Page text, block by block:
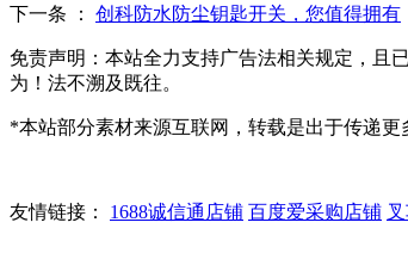
下一条 ：
创科防水防尘钥匙开关，您值得拥有
免责声明：本站全力支持广告法相关规定，且
为！法不溯及既往。
*本站部分素材来源互联网，转载是出于传递
友情链接： 1688诚信通店铺 百度爱采购店铺